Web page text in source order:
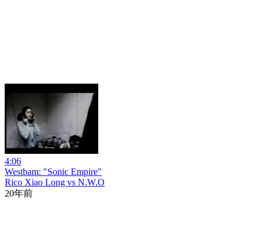
4:06
Westbam: "Sonic Empire"
Rico Xiao Long vs N.W.O
20年前